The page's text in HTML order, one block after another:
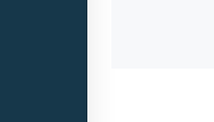
joignable à